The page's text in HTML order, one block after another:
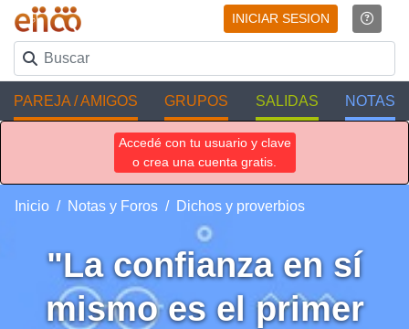
INICIAR SESION
PAREJA / AMIGOS GRUPOS SALIDAS NOTAS
Accedé con tu usuario y clave
o crea una cuenta gratis.
Inicio Notas y Foros Dichos y proverbios
"La confianza en sí
mismo es el primer